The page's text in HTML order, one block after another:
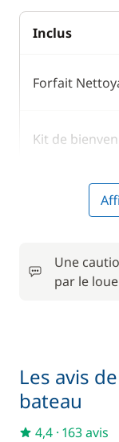
Inclus
Forfait
Kit de
Avitaillement
Une
par le
Les avis
bateau
4,4 · 163 avis